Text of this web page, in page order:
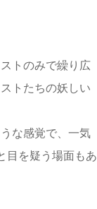
トのみで繰り広
トたちの妖しい
な感覚で、一気
目を疑う場面もあ